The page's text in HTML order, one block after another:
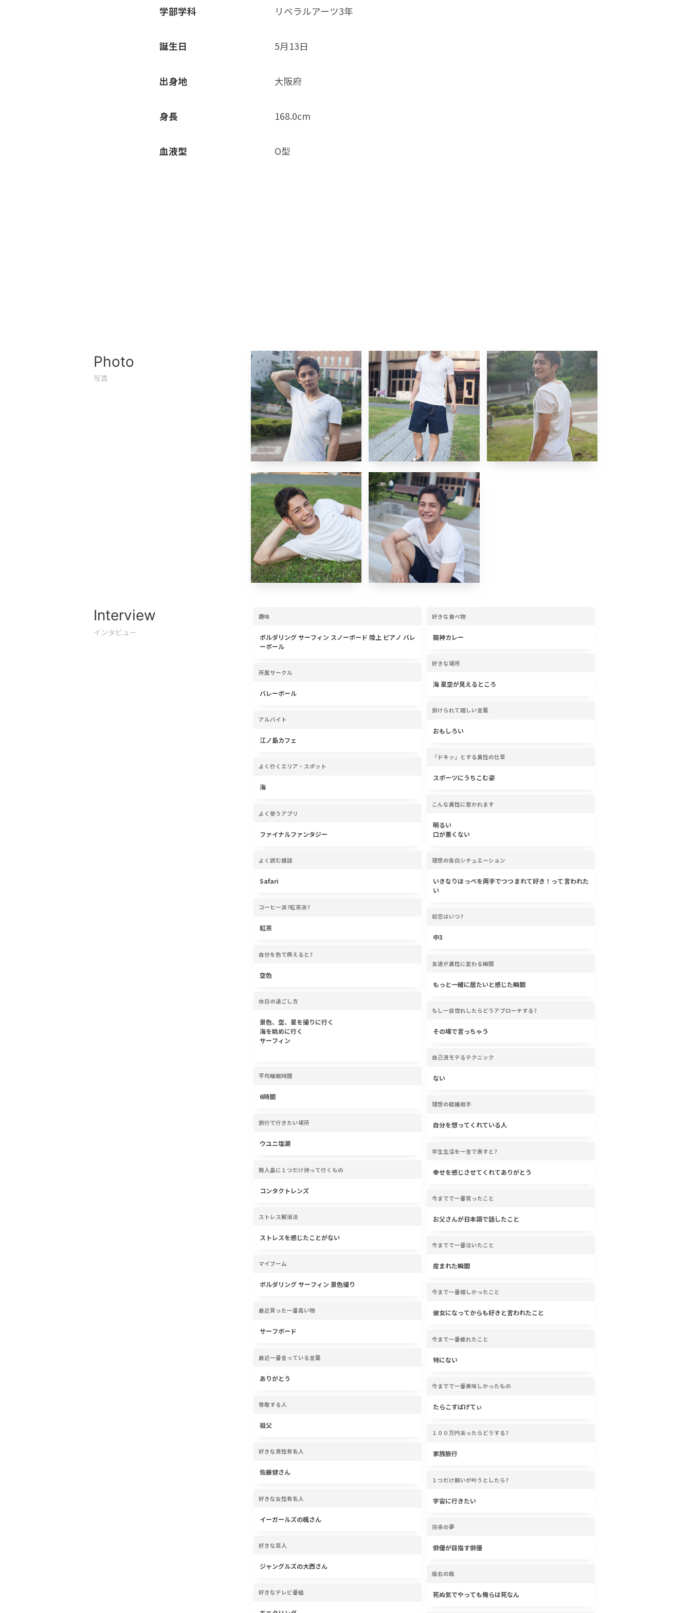
学部学科 リベラルアーツ3年
誕生日 5月13日
出身地 大阪府
身長 168.0cm
血液型 O型
Photo
写真
Interview
インタビュー
趣味
ボルダリング サーフィン スノーボード 陸上 ピアノ バレ
ーボール
所属サークル
バレーボール
アルバイト
江ノ島カフェ
よく行くエリア・スポット
海
よく使うアプリ
ファイナルファンタジー
よく読む雑誌
Safari
コーヒー派?紅茶派?
紅茶
自分を色で例えると?
空色
休日の過ごし方
景色、空、星を撮りに行く
海を眺めに行く
サーフィン
平均睡眠時間
6時間
旅行で行きたい場所
ウユニ塩湖
無人島に１つだけ持って行くもの
コンタクトレンズ
ストレス解消法
ストレスを感じたことがない
マイブーム
ボルダリング サーフィン 景色撮り
最近買った一番高い物
サーフボード
最近一番言っている言葉
ありがとう
尊敬する人
祖父
好きな男性有名人
佐藤健さん
好きな女性有名人
イーガールズの楓さん
好きな芸人
ジャングルズの大西さん
好きなテレビ番組
好きな食べ物
龍神カレー
好きな場所
海 星空が見えるところ
掛けられて嬉しい言葉
おもしろい
「ドキッ」とする異性の仕草
スポーツにうちこむ姿
こんな異性に惹かれます
明るい
口が悪くない
理想の告白シチュエーション
いきなりほっぺを両手でつつまれて好き！って言われた
い
初恋はいつ?
中3
友達が異性に変わる瞬間
もっと一緒に居たいと感じた瞬間
もし一目惚れしたらどうアプローチする?
その場で言っちゃう
自己流モテるテクニック
ない
理想の結婚相手
自分を想ってくれている人
学生生活を一言で表すと?
幸せを感じさせてくれてありがとう
今までで一番笑ったこと
お父さんが日本語で話したこと
今までで一番泣いたこと
産まれた瞬間
今まで一番嬉しかったこと
彼女になってからも好きと言われたこと
今まで一番疲れたこと
特にない
今までで一番美味しかったもの
たらこすぱげてぃ
１００万円あったらどうする?
家族旅行
１つだけ願いが叶うとしたら?
宇宙に行きたい
将来の夢
俳優が目指す俳優
座右の銘
死ぬ気でやっても俺らは死なん